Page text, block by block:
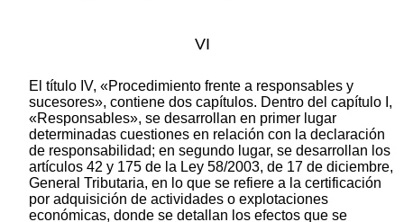
VI
El título IV, «Procedimiento frente a responsables y
sucesores», contiene dos capítulos. Dentro del capítulo I,
«Responsables», se desarrollan en primer lugar
determinadas cuestiones en relación con la declaración
de responsabilidad; en segundo lugar, se desarrollan los
artículos 42 y 175 de la Ley 58/2003, de 17 de diciembre,
General Tributaria, en lo que se refiere a la certificación
por adquisición de actividades o explotaciones
económicas, donde se detallan los efectos que se